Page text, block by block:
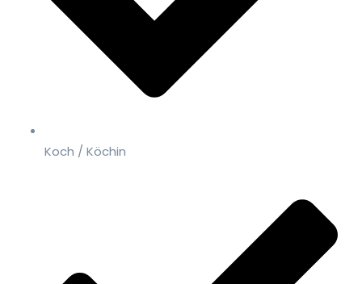
Koch / Köchin